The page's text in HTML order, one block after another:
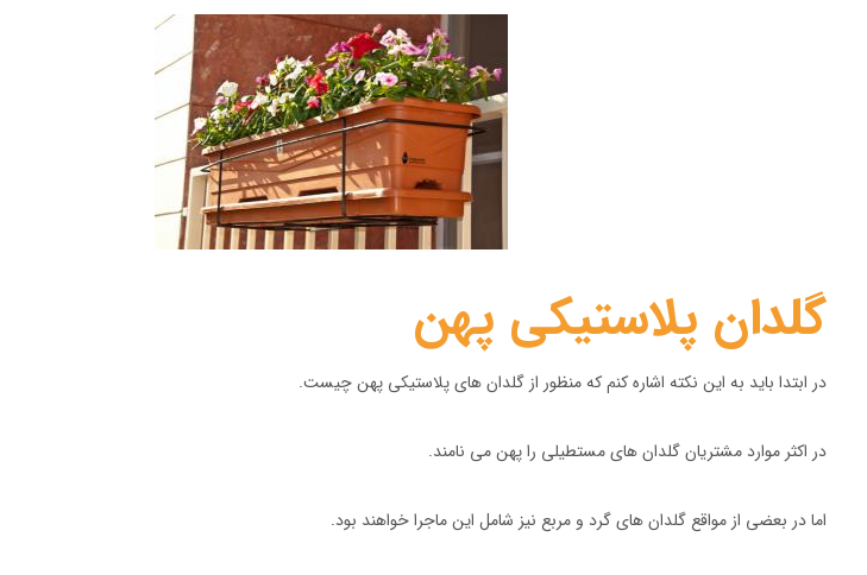
گلدان پلاستیکی پهن
در ابتدا باید به این نکته اشاره کنم که منظور از گلدان های پلاستیکی پهن چیست.
در اکثر موارد مشتریان گلدان های مستطیلی را پهن می نامند.
اما در بعضی از مواقع گلدان های گرد و مربع نیز شامل این ماجرا خواهند بود.